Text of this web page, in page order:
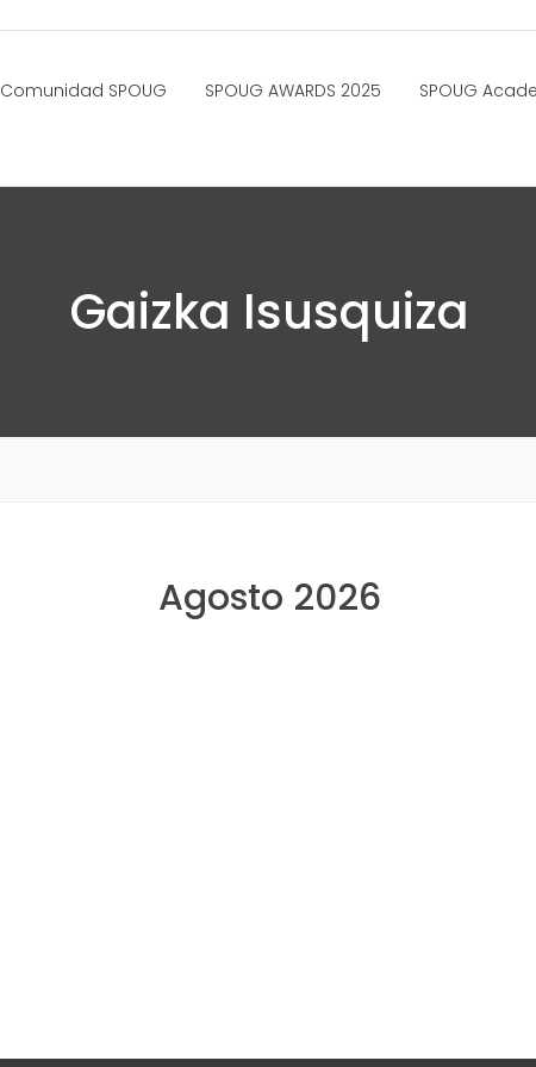
Comunidad SPOUG SPOUG AWARDS 2025 SPOUG
Gaizka Isusquiza
Agosto 2026